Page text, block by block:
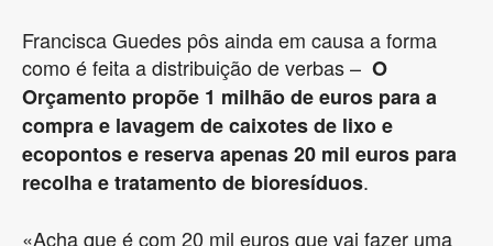
Francisca Guedes pôs ainda em causa a forma
como é feita a distribuição de verbas – O
Orçamento propõe 1 milhão de euros para a
compra e lavagem de caixotes de lixo e
ecopontos e reserva apenas 20 mil euros para
recolha e tratamento de bioresíduos.
«Acha que é com 20 mil euros que vai fazer uma